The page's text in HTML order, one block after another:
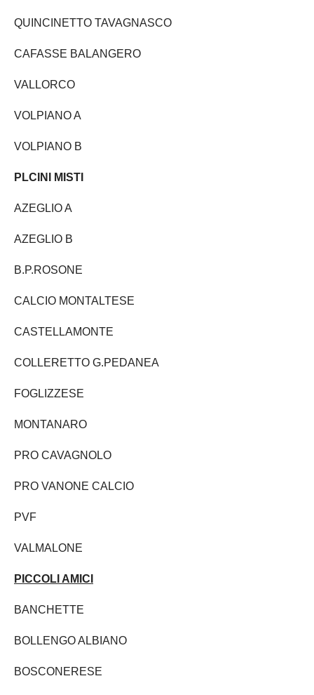
QUINCINETTO TAVAGNASCO
CAFASSE BALANGERO
VALLORCO
VOLPIANO A
VOLPIANO B
PLCINI MISTI
AZEGLIO A
AZEGLIO B
B.P.ROSONE
CALCIO MONTALTESE
CASTELLAMONTE
COLLERETTO G.PEDANEA
FOGLIZZESE
MONTANARO
PRO CAVAGNOLO
PRO VANONE CALCIO
PVF
VALMALONE
PICCOLI AMICI
BANCHETTE
BOLLENGO ALBIANO
BOSCONERESE